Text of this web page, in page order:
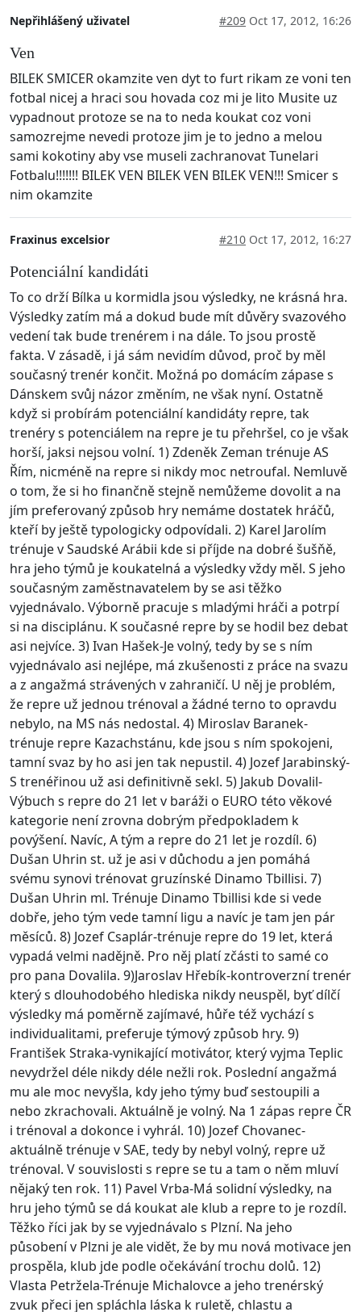
Nepřihlášený uživatel #209 Oct 17, 2012, 16:26
Ven
BILEK SMICER okamzite ven dyt to furt rikam ze voni ten
fotbal nicej a hraci sou hovada coz mi je lito Musite uz
vypadnout protoze se na to neda koukat coz voni
samozrejme nevedi protoze jim je to jedno a melou
sami kokotiny aby vse museli zachranovat Tunelari
Fotbalu!!!!!!! BILEK VEN BILEK VEN BILEK VEN!!! Smicer s
nim okamzite
Fraxinus excelsior #210 Oct 17, 2012, 16:27
Potenciální kandidáti
To co drží Bílka u kormidla jsou výsledky, ne krásná hra.
Výsledky zatím má a dokud bude mít důvěry svazového
vedení tak bude trenérem i na dále. To jsou prostě
fakta. V zásadě, i já sám nevidím důvod, proč by měl
současný trenér končit. Možná po domácím zápase s
Dánskem svůj názor změním, ne však nyní. Ostatně
když si probírám potenciální kandidáty repre, tak
trenéry s potenciálem na repre je tu přehršel, co je však
horší, jaksi nejsou volní. 1) Zdeněk Zeman trénuje AS
Řím, nicméně na repre si nikdy moc netroufal. Nemluvě
o tom, že si ho finančně stejně nemůžeme dovolit a na
jím preferovaný způsob hry nemáme dostatek hráčů,
kteří by ještě typologicky odpovídali. 2) Karel Jarolím
trénuje v Saudské Arábii kde si příjde na dobré šušňě,
hra jeho týmů je koukatelná a výsledky vždy měl. S jeho
současným zaměstnavatelem by se asi těžko
vyjednávalo. Výborně pracuje s mladými hráči a potrpí
si na disciplánu. K současné repre by se hodil bez debat
asi nejvíce. 3) Ivan Hašek-Je volný, tedy by se s ním
vyjednávalo asi nejlépe, má zkušenosti z práce na svazu
a z angažmá strávených v zahraničí. U něj je problém,
že repre už jednou trénoval a žádné terno to opravdu
nebylo, na MS nás nedostal. 4) Miroslav Baranek-
trénuje repre Kazachstánu, kde jsou s ním spokojeni,
tamní svaz by ho asi jen tak nepustil. 4) Jozef Jarabinský-
S trenéřinou už asi definitivně sekl. 5) Jakub Dovalil-
Výbuch s repre do 21 let v baráži o EURO této věkové
kategorie není zrovna dobrým předpokladem k
povýšení. Navíc, A tým a repre do 21 let je rozdíl. 6)
Dušan Uhrin st. už je asi v důchodu a jen pomáhá
svému synovi trénovat gruzínské Dinamo Tbillisi. 7)
Dušan Uhrin ml. Trénuje Dinamo Tbillisi kde si vede
dobře, jeho tým vede tamní ligu a navíc je tam jen pár
měsíců. 8) Jozef Csaplár-trénuje repre do 19 let, která
vypadá velmi nadějně. Pro něj platí zčásti to samé co
pro pana Dovalila. 9)Jaroslav Hřebík-kontroverzní trenér
který s dlouhodobého hlediska nikdy neuspěl, byť dílčí
výsledky má poměrně zajímavé, hůře též vychází s
individualitami, preferuje týmový způsob hry. 9)
František Straka-vynikající motivátor, který vyjma Teplic
nevydržel déle nikdy déle nežli rok. Poslední angažmá
mu ale moc nevyšla, kdy jeho týmy buď sestoupili a
nebo zkrachovali. Aktuálně je volný. Na 1 zápas repre ČR
i trénoval a dokonce i vyhrál. 10) Jozef Chovanec-
aktuálně trénuje v SAE, tedy by nebyl volný, repre už
trénoval. V souvislosti s repre se tu a tam o něm mluví
nějaký ten rok. 11) Pavel Vrba-Má solidní výsledky, na
hru jeho týmů se dá koukat ale klub a repre to je rozdíl.
Těžko říci jak by se vyjednávalo s Plzní. Na jeho
působení v Plzni je ale vidět, že by mu nová motivace jen
prospěla, klub jde podle očekávání trochu dolů. 12)
Vlasta Petržela-Trénuje Michalovce a jeho trenérský
zvuk přeci jen spláchla láska k ruletě, chlastu a